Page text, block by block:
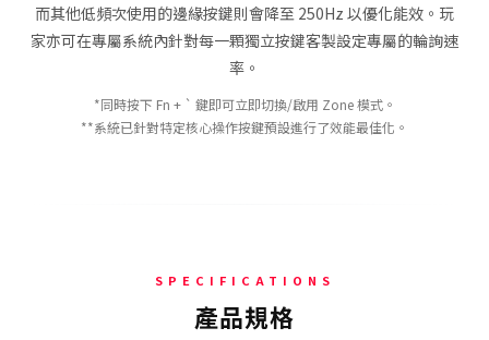
而其他低頻次使用的邊緣按鍵則會降至 250Hz 以優化能效。玩
家亦可在專屬系統內針對每一顆獨立按鍵客製設定專屬的輪詢速
率。
*同時按下 Fn + ` 鍵即可立即切換/啟用 Zone 模式。
**系統已針對特定核心操作按鍵預設進行了效能最佳化。
SPECIFICATIONS
產品規格